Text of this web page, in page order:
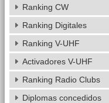
Ranking CW
Ranking Digitales
Ranking V-UHF
Activadores V-UHF
Ranking Radio Clubs
Diplomas concedidos